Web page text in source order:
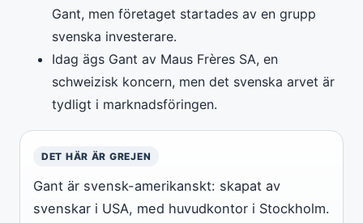
Gant, men företaget startades av en grupp
svenska investerare.
Idag ägs Gant av Maus Frères SA, en
schweizisk koncern, men det svenska arvet är
tydligt i marknadsföringen.
DET HÄR ÄR GREJEN
Gant är svensk-amerikanskt: skapat av
svenskar i USA, med huvudkontor i Stockholm.